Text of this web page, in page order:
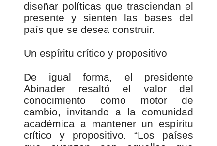
diseñar políticas que trasciendan el
presente y sienten las bases del
país que se desea construir.
Un espíritu crítico y propositivo
De igual forma, el presidente
Abinader resaltó el valor del
conocimiento como motor de
cambio, invitando a la comunidad
académica a mantener un espíritu
crítico y propositivo. “Los países